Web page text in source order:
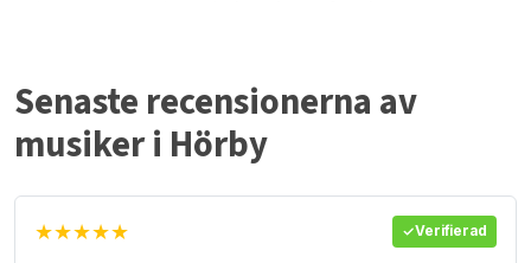
Senaste recensionerna av
musiker i Hörby
★★★★★ Verifierad